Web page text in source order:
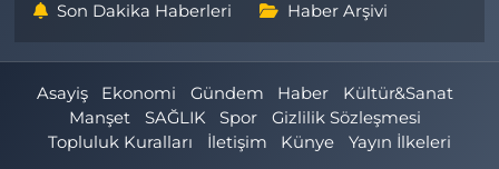
Son Dakika Haberleri Haber Arşivi
Asayiş Ekonomi Gündem Haber
Kültür&Sanat
Manşet
SAĞLIK Spor
Gizlilik Sözleşmesi
Topluluk Kuralları
İletişim Künye Yayın İlkeleri